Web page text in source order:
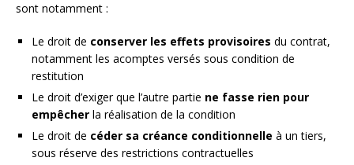
sont notamment :
Le droit de conserver les effets provisoires du contrat,
notamment les acomptes versés sous condition de
restitution
Le droit d’exiger que l’autre partie ne fasse rien pour
empêcher la réalisation de la condition
Le droit de céder sa créance conditionnelle à un tiers,
sous réserve des restrictions contractuelles